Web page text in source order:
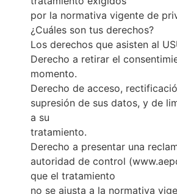
por la normativa vigente de
¿Cuáles son tus derechos?
Los derechos que asisten al
Derecho a retirar el
momento.
Derecho de acceso,
supresión de sus datos, y de
a su
tratamiento.
Derecho a presentar una
autoridad de control
que el tratamiento
no se ajusta a la normativa